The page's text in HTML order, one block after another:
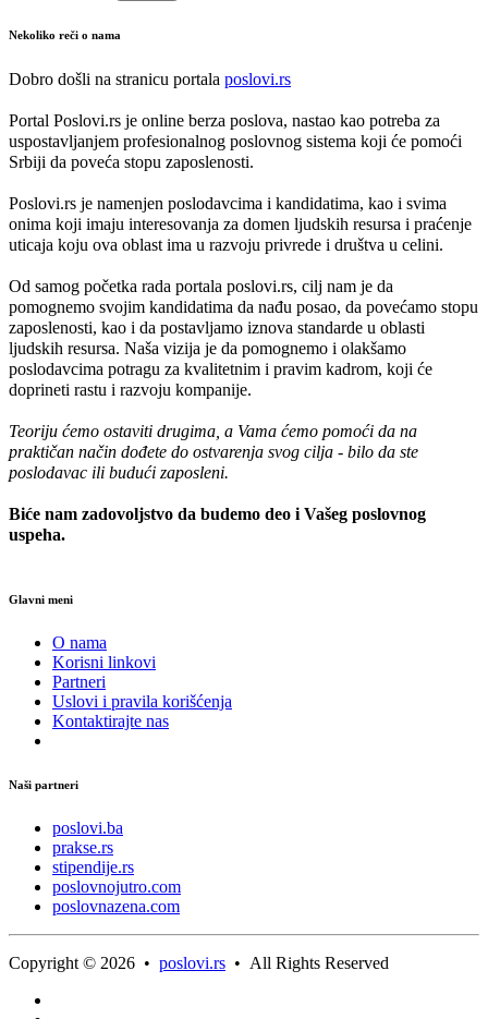
Nekoliko reči o nama
Dobro došli na stranicu portala poslovi.rs
Portal Poslovi.rs je online berza poslova, nastao kao potreba za
uspostavljanjem profesionalnog poslovnog sistema koji će pomoći
Srbiji da poveća stopu zaposlenosti.
Poslovi.rs je namenjen poslodavcima i kandidatima, kao i svima
onima koji imaju interesovanja za domen ljudskih resursa i praćenje
uticaja koju ova oblast ima u razvoju privrede i društva u celini.
Od samog početka rada portala poslovi.rs, cilj nam je da
pomognemo svojim kandidatima da nađu posao, da povećamo stopu
zaposlenosti, kao i da postavljamo iznova standarde u oblasti
ljudskih resursa. Naša vizija je da pomognemo i olakšamo
poslodavcima potragu za kvalitetnim i pravim kadrom, koji će
doprineti rastu i razvoju kompanije.
Teoriju ćemo ostaviti drugima, a Vama ćemo pomoći da na
praktičan način dođete do ostvarenja svog cilja - bilo da ste
poslodavac ili budući zaposleni.
Biće nam zadovoljstvo da budemo deo i Vašeg poslovnog
uspeha.
Glavni meni
O nama
Korisni linkovi
Partneri
Uslovi i pravila korišćenja
Kontaktirajte nas
Naši partneri
poslovi.ba
prakse.rs
stipendije.rs
poslovnojutro.com
poslovnazena.com
Copyright © 2026 • poslovi.rs • All Rights Reserved